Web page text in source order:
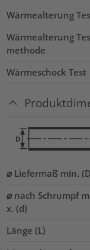
Wärmealterung
Wärmealterung
methode
Wärmeschock Test
⌀ Liefermaß min.
⌀ nach Schrumpf
x. (d)
Länge (L)